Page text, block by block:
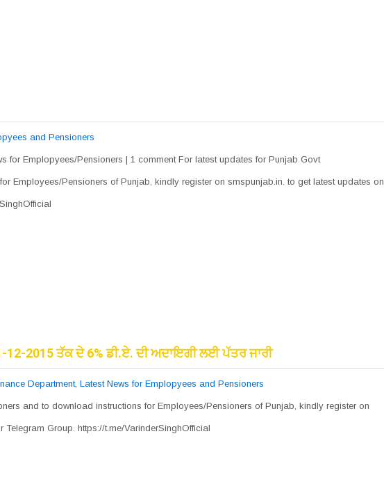
and Pensioners
for Emplopyees/Pensioners | 1 comment For latest updates for Punjab Govt
Employees/Pensioners of Punjab, kindly register on smspunjab.in. to get latest updates on
12-2015 ਤੱਕ ਦੇ 6% ਡੀ.ਏ. ਦੀ ਅਦਾਇਗੀ ਲਈ ਪੱਤਰ ਜਾਰੀ
Department, Latest News for Emplopyees and Pensioners
and to download instructions for Employees/Pensioners of Punjab, kindly register on
Group. https://t.me/VarinderSinghOfficial